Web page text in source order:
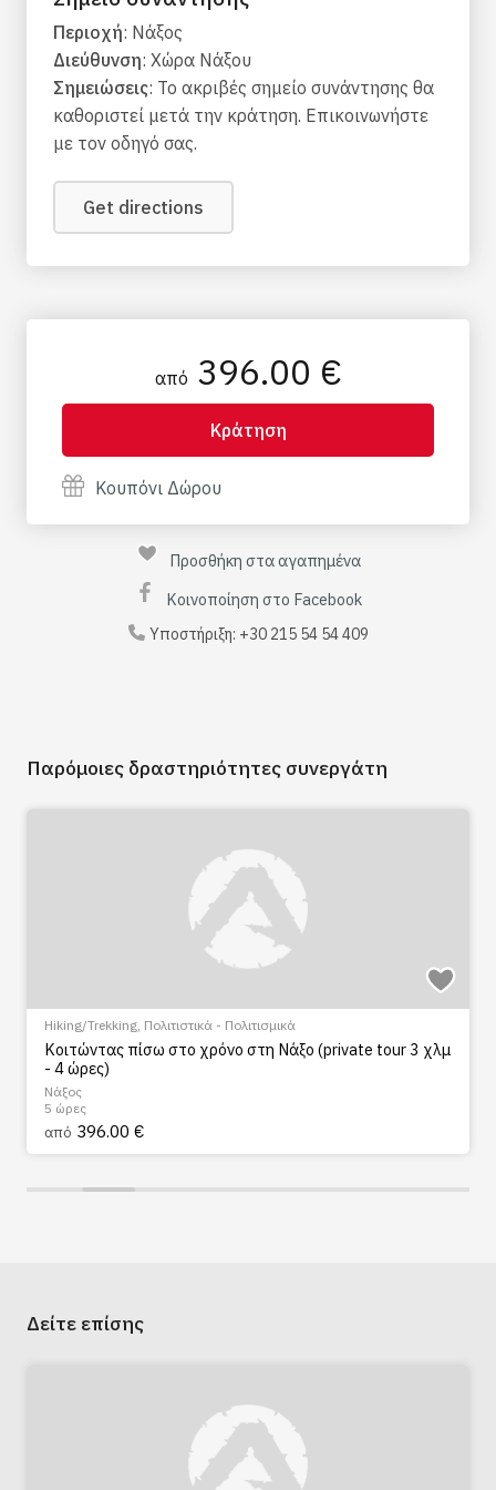
Περιοχή: Νάξος
Διεύθυνση: Χώρα Νάξου
Σημειώσεις: Το ακριβές σημείο συνάντησης θα
καθοριστεί μετά την κράτηση. Επικοινωνήστε
με τον οδηγό σας.
Get directions
από 396.00 €
Κράτηση
Κουπόνι Δώρου
Προσθήκη στα αγαπημένα
Κοινοποίηση στο Facebook
Υποστήριξη: +30 215 54 54 409
Παρόμοιες δραστηριότητες συνεργάτη
Hiking/Trekking Πολιτιστικά - Πολιτισμικά
Κοιτώντας πίσω στο χρόνο στη Νάξο (private tour 3 χλμ
- 4 ώρες)
Νάξος
5 ώρες
από 396.00 €
Δείτε επίσης